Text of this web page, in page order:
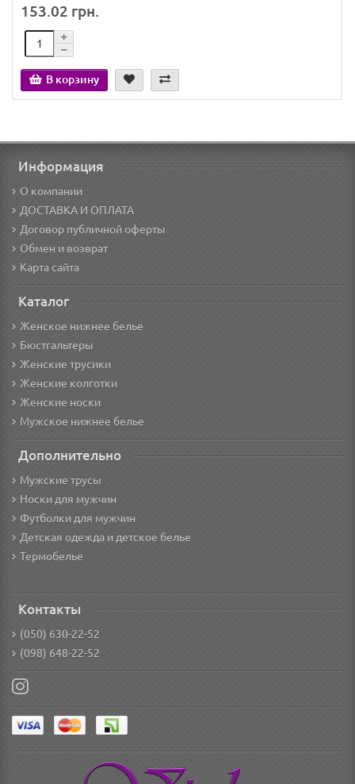
153.02 грн.
В корзину
Информация
О компании
ДОСТАВКА И ОПЛАТА
Договор публичной оферты
Обмен и возврат
Карта сайта
Каталог
Женское нижнее белье
Бюстгальтеры
Женские трусики
Женские колготки
Женские носки
Мужское нижнее белье
Дополнительно
Мужские трусы
Носки для мужчин
Футболки для мужчин
Детская одежда и детское белье
Термобелье
Контакты
(050) 630-22-52
(098) 648-22-52